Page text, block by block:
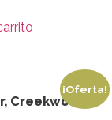
¡Oferta!
Creekwood